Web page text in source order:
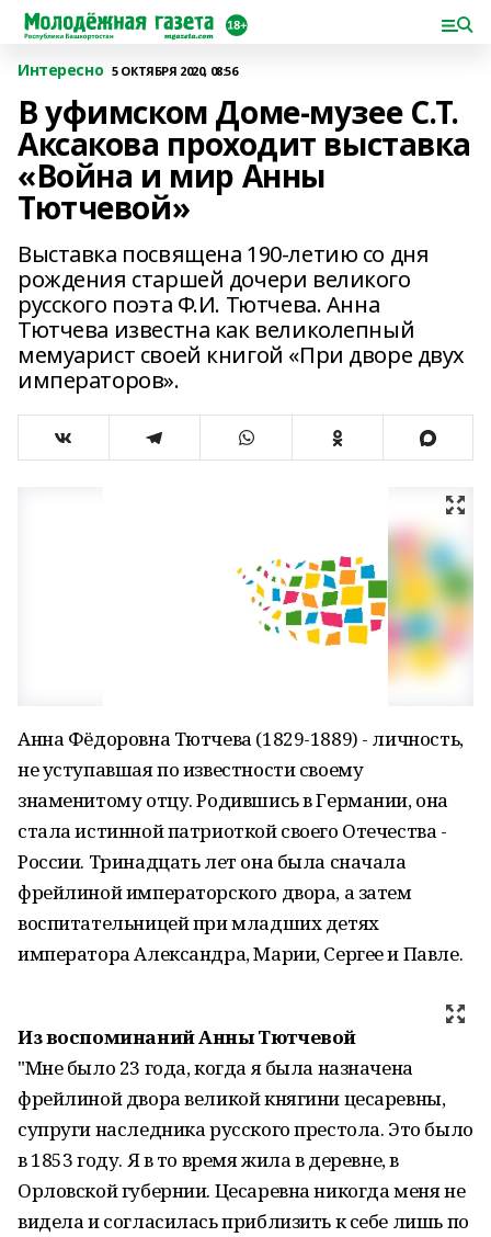
Интересно 5 ОКТЯБРЯ 2020, 08:56
В уфимском Доме-музее С.Т.
Аксакова проходит выставка
«Война и мир Анны
Тютчевой»
Выставка посвящена 190-летию со дня
рождения старшей дочери великого
русского поэта Ф.И. Тютчева. Анна
Тютчева известна как великолепный
мемуарист своей книгой «При дворе двух
императоров».
Анна Фёдоровна Тютчева (1829-1889) - личность,
не уступавшая по известности своему
знаменитому отцу. Родившись в Германии, она
стала истинной патриоткой своего Отечества -
России. Тринадцать лет она была сначала
фрейлиной императорского двора, а затем
воспитательницей при младших детях
императора Александра, Марии, Сергее и Павле.
Из воспоминаний Анны Тютчевой
"Мне было 23 года, когда я была назначена
фрейлиной двора великой княгини цесаревны,
супруги наследника русского престола. Это было
в 1853 году. Я в то время жила в деревне, в
Орловской губернии. Цесаревна никогда меня не
видела и согласилась приблизить к себе лишь по